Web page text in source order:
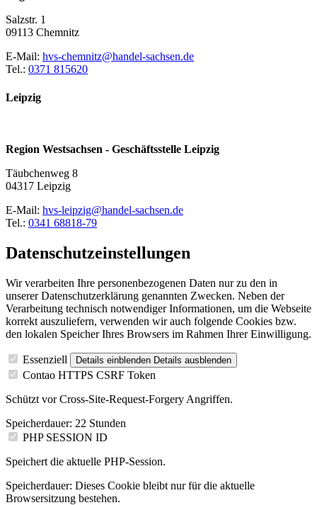
Salzstr. 1
09113 Chemnitz
E-Mail: hvs-chemnitz@handel-sachsen.de
Tel.: 0371 815620
Leipzig
Region Westsachsen - Geschäftsstelle Leipzig
Täubchenweg 8
04317 Leipzig
E-Mail: hvs-leipzig@handel-sachsen.de
Tel.: 0341 68818-79
Datenschutzeinstellungen
Wir verarbeiten Ihre personenbezogenen Daten nur zu den in
unserer Datenschutzerklärung genannten Zwecken. Neben der
Verarbeitung technisch notwendiger Informationen, um die Webseite
korrekt auszuliefern, verwenden wir auch folgende Cookies bzw.
den lokalen Speicher Ihres Browsers im Rahmen Ihrer Einwilligung.
Essenziell Details einblenden Details ausblenden
Contao HTTPS CSRF Token
Schützt vor Cross-Site-Request-Forgery Angriffen.
Speicherdauer: 22 Stunden
PHP SESSION ID
Speichert die aktuelle PHP-Session.
Speicherdauer: Dieses Cookie bleibt nur für die aktuelle
Browsersitzung bestehen.